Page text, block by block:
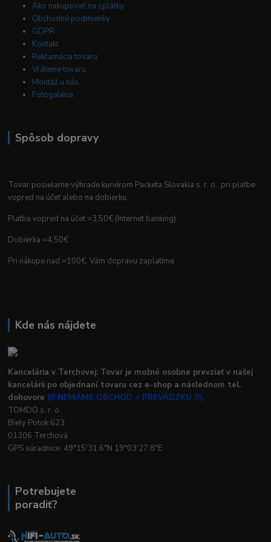
Ako nakupovať na splátky
Obchodné podmienky
GDPR
Kontakt
Reklamácia tovaru
Vrátenie tovaru
Montáž u nás
Fotogaléria
Spôsob dopravy
Tovar posielame výhrade kuriérom Packeta Slovakia s. r. o. pri platbe
vopred na účet alebo na dobierku.
Platba vopred na účet =3,50€ (Internet banking)
Dobierka =4,50€
Pri nákupe nad =100€ Vám dopravu zaplatíme
Kde nás nájdete
Kancelária v Terchovej: Tovar je možné osobne prevziať v našej
kancelárii po objednaní tovaru cez e-shop a následnom tel.
dohovore (!!! NEMÁME OBCHOD = PREVÁDZKU !!!).
TOMDO s. r. o.
Biely Potok 623
01306 Terchová
GPS súradnice: 49°15'31.6"N 19°03'27.8"E
Potrebujete
poradiť?